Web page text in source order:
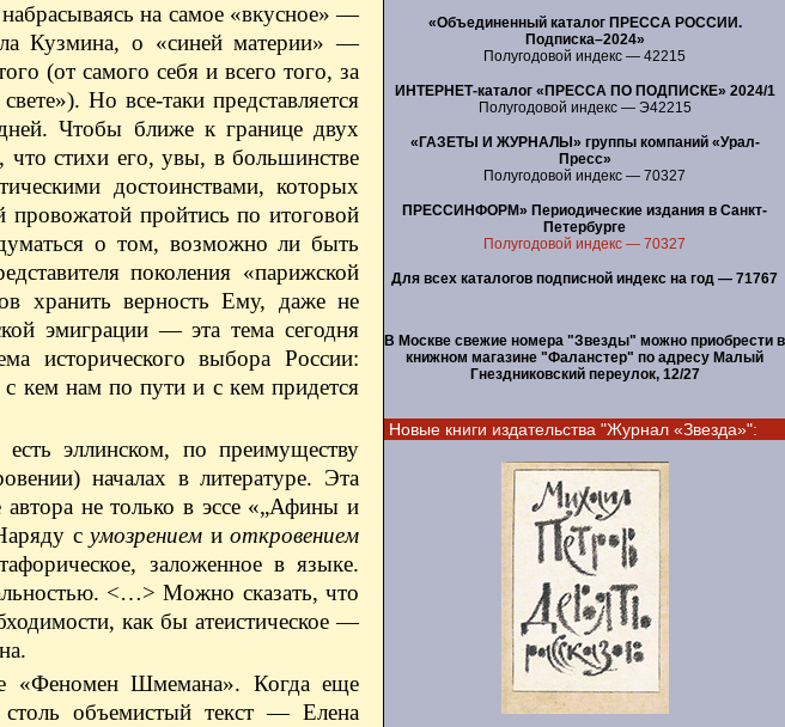
на самое «вкусное» —
Кузмина, о «синей материи» —
(от самого себя и всего того, за
Но все-таки представляется
Чтобы ближе к границе двух
что стихи его, увы, в большинстве
достоинствами, которых
пройтись по итоговой
о том, возможно ли быть
поколения «парижской
хранить верность Ему, даже не
эмиграции — эта тема сегодня
исторического выбора России:
кем нам по пути и с кем придется
эллинском, по преимуществу
началах в литературе. Эта
не только в эссе «„Афины и
с умозрением иоткровением
заложенное в языке.
<…> Можно сказать, что
как бы атеистическое —
«Феномен Шмемана». Когда еще
столь объемистый текст — Елена
«Объединенный каталог ПРЕССА РОССИИ.
Подписка–2024»
Полугодовой индекс — 42215
ИНТЕРНЕТ-каталог «ПРЕССА ПО ПОДПИСКЕ» 2024/1
Полугодовой индекс — Э42215
«ГАЗЕТЫ И ЖУРНАЛЫ» группы компаний «Урал-
Пресс»
Полугодовой индекс — 70327
ПРЕССИНФОРМ» Периодические издания в Санкт-
Петербурге
Полугодовой индекс — 70327
Для всех каталогов подписной индекс на год — 71767
В Москве свежие номера "Звезды" можно приобрести в
книжном магазине "Фаланстер" по адресу Малый
Гнездниковский переулок, 12/27
Новые книги издательства "Журнал «Звезда»":